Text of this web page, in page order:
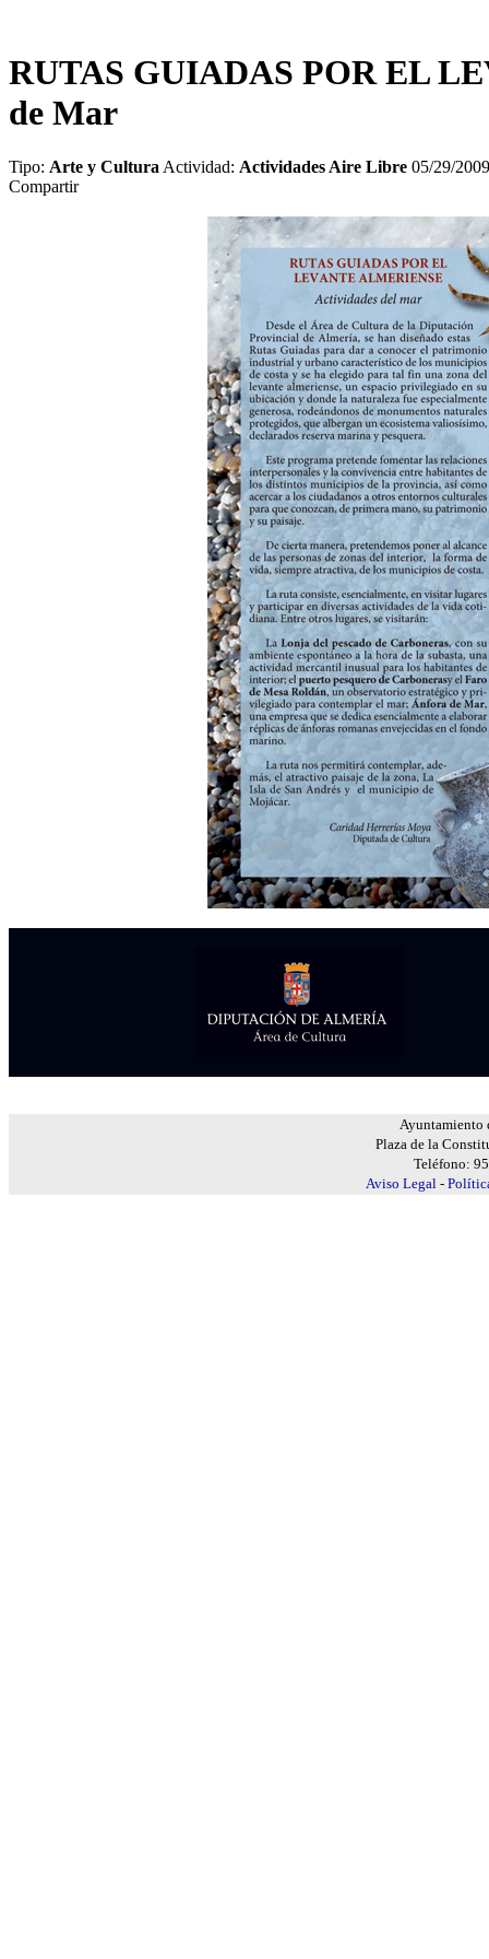
RUTAS GUIADAS POR EL
de Mar
Tipo: Arte y Cultura Actividad: Actividades Aire Libre 05/29/2009
Compartir
Ayuntamiento
Plaza de la
Teléfono:
Aviso Legal -